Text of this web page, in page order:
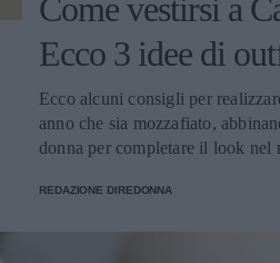
Come vestirsi a
Ecco 3 idee di
Ecco alcuni consigli per
anno che sia mozzafiato,
donna per completare il look nel
REDAZIONE DIREDONNA